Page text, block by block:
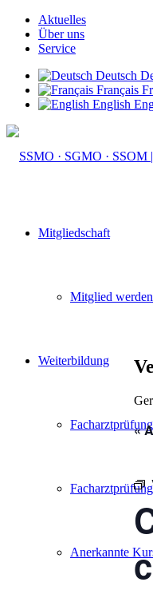
Aktuelles
Über uns
Service
Deutsch
Français
English
Mitgliedschaft
Mitglied werden
Weiterbildung
Facharztprüfung
Anerkannte
«